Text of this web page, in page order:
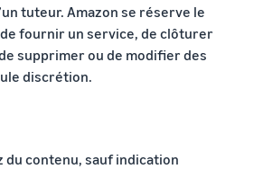
tuteur. Amazon se réserve le
fournir un service, de clôturer
supprimer ou de modifier des
discrétion.
du contenu, sauf indication